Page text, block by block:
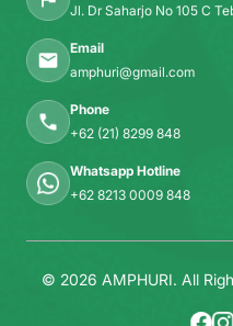
Jl. Dr Saharjo No 105 C
Email
amphuri@gmail.com
Phone
+62 (21) 8299 848
Whatsapp Hotline
+62 8213 0009 848
© 2026 AMPHURI. All